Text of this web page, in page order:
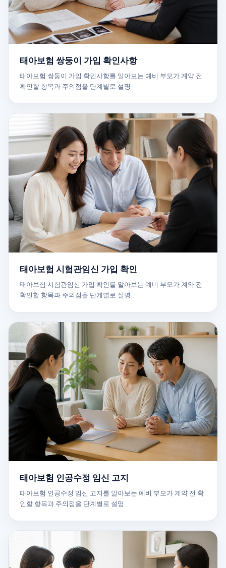
태아보험 쌍둥이 가입 확인사항
태아보험 쌍둥이 가입 확인사항를 알아보는 예비 부모가 계약 전
확인할 항목과 주의점을 단계별로 설명
태아보험 시험관임신 가입 확인
태아보험 시험관임신 가입 확인를 알아보는 예비 부모가 계약 전
확인할 항목과 주의점을 단계별로 설명
태아보험 인공수정 임신 고지
태아보험 인공수정 임신 고지를 알아보는 예비 부모가 계약 전 확
인할 항목과 주의점을 단계별로 설명